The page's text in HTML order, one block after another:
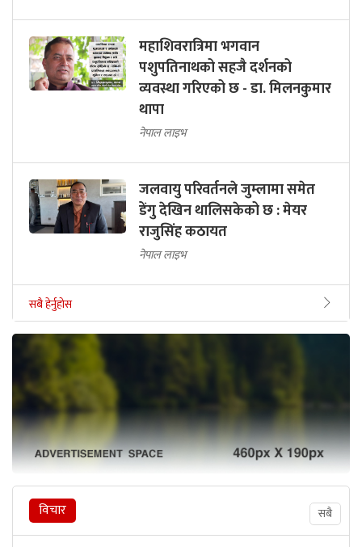
महाशिवरात्रिमा भगवान
पशुपतिनाथको सहजै दर्शनको
व्यवस्था गरिएको छ - डा. मिलनकुमार
थापा
नेपाल लाइभ
जलवायु परिवर्तनले जुम्लामा समेत
डेंगु देखिन थालिसकेको छ : मेयर
राजुसिंह कठायत
नेपाल लाइभ
सबै हेर्नुहोस
विचार सबै